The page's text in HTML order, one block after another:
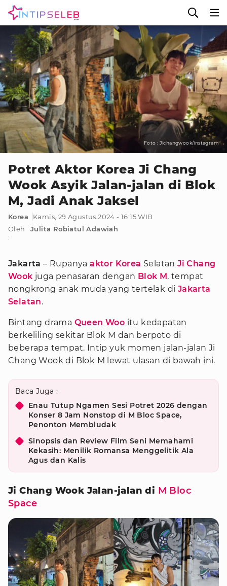
Foto : Jichangwook/instagram
Potret Aktor Korea Ji Chang
Wook Asyik Jalan-jalan di Blok
M, Jadi Anak Jaksel
Korea
Kamis, 29 Agustus 2024 - 16:15 WIB
Oleh
:
Julita Robiatul Adawiah
Jakarta– Rupanyaaktor Korea SelatanJi Chang
Wook juga penasaran dengan Blok M, tempat
nongkrong anak muda yang tertelak di Jakarta
Selatan.
Bintang drama Queen Woo itu kedapatan
berkeliling sekitar Blok M dan berpoto di
beberapa tempat. Intip yuk momen jalan-jalan Ji
Chang Wook di Blok M lewat ulasan di bawah ini.
Baca Juga :
Enau Tutup Ngamen Sesi Potret 2026 dengan
Konser 8 Jam Nonstop di M Bloc Space,
Penonton Membludak
Sinopsis dan Review Film Seni Memahami
Kekasih: Menilik Romansa Menggelitik Ala
Agus dan Kalis
Ji Chang Wook Jalan-jalan di M Bloc
Space